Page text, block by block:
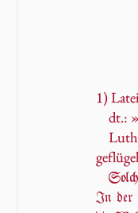
1)
dt.:
In der